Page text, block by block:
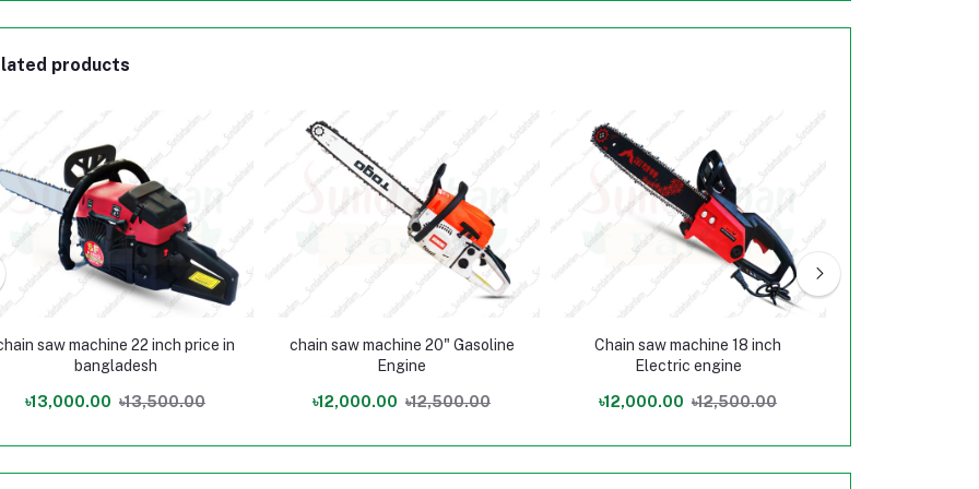
products
saw machine 22 inch price in
bangladesh
৳13,000.00 ৳13,500.00
chain saw machine 20" Gasoline
Engine
৳12,000.00 ৳12,500.00
Chain saw machine 18 inch
Electric engine
৳12,000.00 ৳12,500.00